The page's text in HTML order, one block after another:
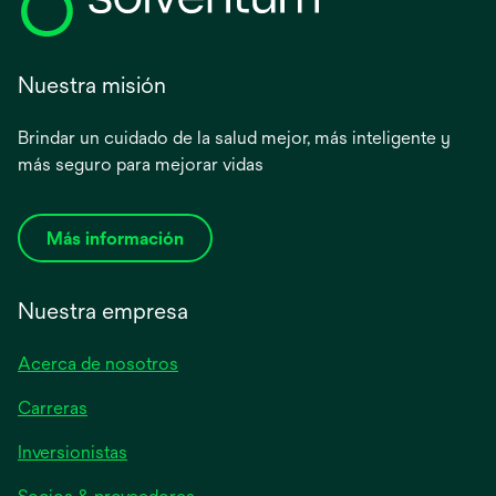
Nuestra misión
Brindar un cuidado de la salud mejor, más inteligente y
más seguro para mejorar vidas
Más información
Nuestra empresa
Acerca de nosotros
Carreras
Inversionistas